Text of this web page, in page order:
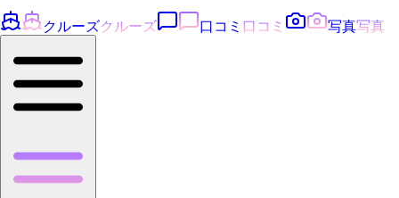
クルーズクルーズ 口コミ 口コミ 写真写真